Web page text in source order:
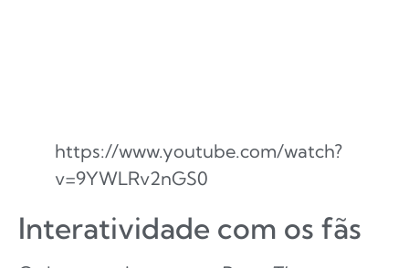
https://www.youtube.com/watch?
v=9YWLRv2nGS0
Interatividade com os fãs